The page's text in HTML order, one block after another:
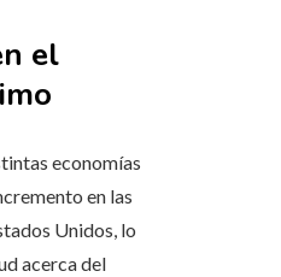
el
economías
en las
Unidos, lo
acerca del